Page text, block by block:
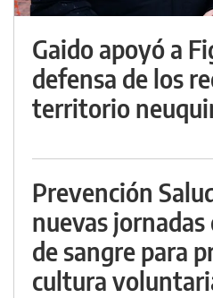
Gaido apoyó a
defensa de los
territorio
Prevención
nuevas jornadas
de sangre para
cultura